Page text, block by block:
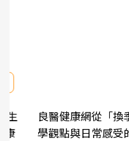
良醫健康網從「換季
學觀點與日常感受的